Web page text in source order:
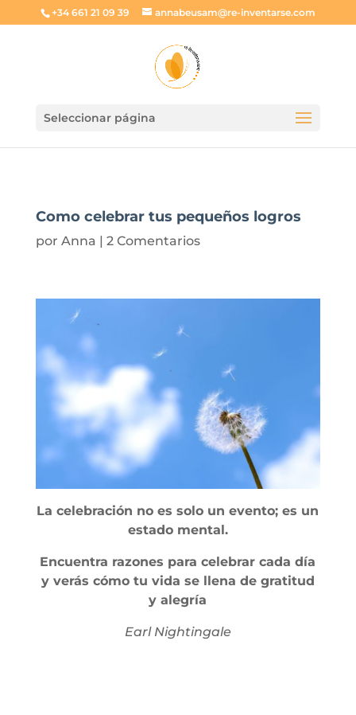
+34 661 21 09 39 annabeusam@re-inventarse.com
Seleccionar página
Como celebrar tus pequeños logros
por Anna | 2 Comentarios
La celebración no es solo un evento; es un
estado mental.
Encuentra razones para celebrar cada día
y verás cómo tu vida se llena de gratitud
y alegría
Earl Nightingale